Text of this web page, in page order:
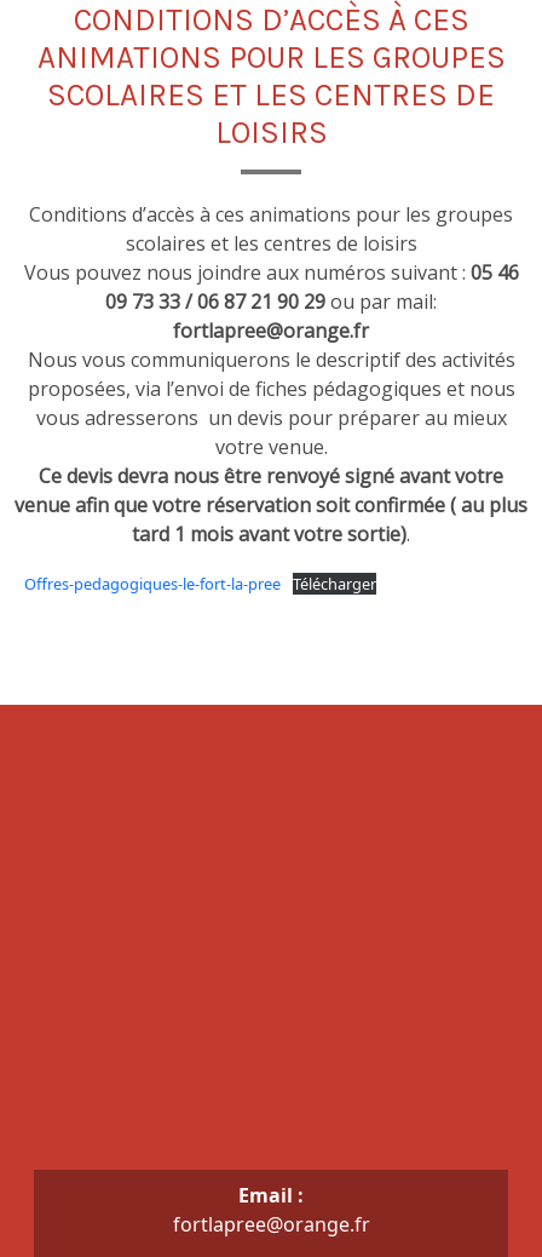
CONDITIONS D’ACCÈS À CES
ANIMATIONS POUR LES GROUPES
SCOLAIRES ET LES CENTRES DE
LOISIRS
Conditions d’accès à ces animations pour les groupes
scolaires et les centres de loisirs
Vous pouvez nous joindre aux numéros suivant : 05 46
09 73 33 / 06 87 21 90 29ou par mail:
fortlapree@orange.fr
Nous vous communiquerons le descriptif des activités
proposées, via l’envoi de fiches pédagogiques et nous
vous adresserons un devis pour préparer au mieux
votre venue.
Ce devis devra nous être renvoyé signé avant votre
venue afin que votre réservation soit confirmée ( au plus
tard 1 mois avant votre sortie).
Offres-pedagogiques-le-fort-la-pree Télécharger
Email :
fortlapree@orange.fr